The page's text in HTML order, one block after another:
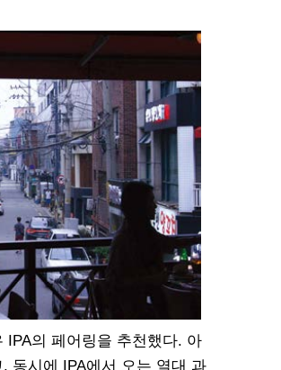
IPA의 페어링을 추천했다. 아
동시에 IPA에서 오는 열대 과